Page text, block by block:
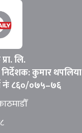
लि.
निर्देशक: कुमार थपलिया
नंः ८६०/०७५–७६